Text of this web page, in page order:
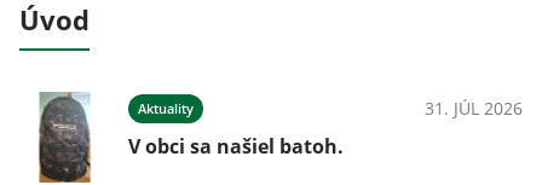
Úvod
Aktuality 31. JÚL 2026
V obci sa našiel batoh.